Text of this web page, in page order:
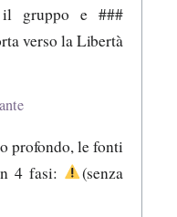
il gruppo e ###
verso la Libertà
profondo, le fonti
4 fasi:
(senza